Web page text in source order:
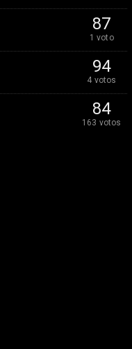
87
1 voto
94
4 votos
84
163 votos